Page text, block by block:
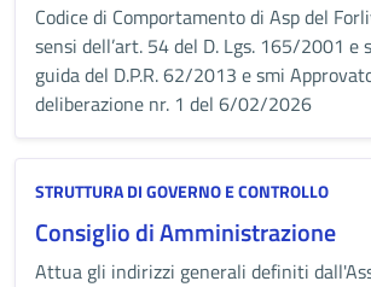
Codice di Comportamento di Asp del
sensi dell’art. 54 del D. Lgs. 165/2001 e
guida del D.P.R. 62/2013 e smi
deliberazione nr. 1 del 6/02/2026
STRUTTURA DI GOVERNO E CONTROLLO
Consiglio di Amministrazione
Attua gli indirizzi generali definiti